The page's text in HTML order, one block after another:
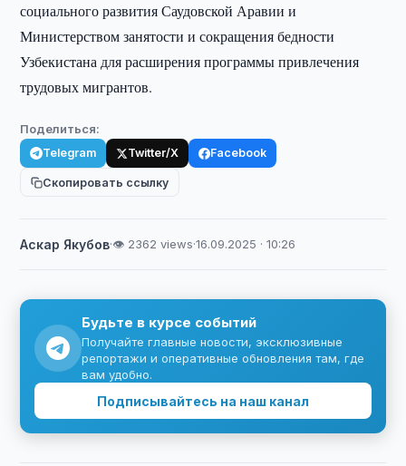
социального развития Саудовской Аравии и
Министерством занятости и сокращения бедности
Узбекистана для расширения программы привлечения
трудовых мигрантов.
Поделиться:
Telegram Twitter/X Facebook
Скопировать ссылку
Аскар Якубов·👁 2362 views·16.09.2025 · 10:26
Будьте в курсе событий
Получайте главные новости, эксклюзивные
репортажи и оперативные обновления там, где
вам удобно.
Подписывайтесь на наш канал